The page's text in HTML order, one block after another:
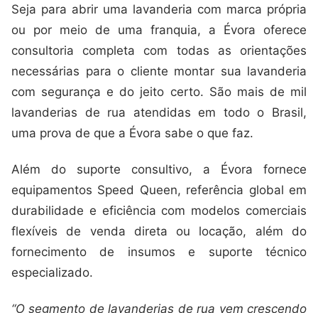
Seja para abrir uma lavanderia com marca própria
ou por meio de uma franquia, a Évora oferece
consultoria completa com todas as orientações
necessárias para o cliente montar sua lavanderia
com segurança e do jeito certo. São mais de mil
lavanderias de rua atendidas em todo o Brasil,
uma prova de que a Évora sabe o que faz.
Além do suporte consultivo, a Évora fornece
equipamentos Speed Queen, referência global em
durabilidade e eficiência com modelos comerciais
flexíveis de venda direta ou locação, além do
fornecimento de insumos e suporte técnico
especializado.
“O segmento de lavanderias de rua vem crescendo